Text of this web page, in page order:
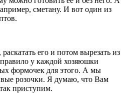
сметану. И вот один из
его и потом вырезать из
у каждой хозяюшки
формочек для этого. А мы
розочки. Я думаю, что Вам
приступим.